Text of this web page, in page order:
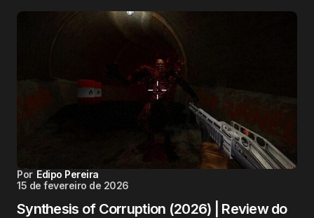
Por Edipo Pereira
15 de fevereiro de 2026
Synthesis of Corruption (2026) | Review do